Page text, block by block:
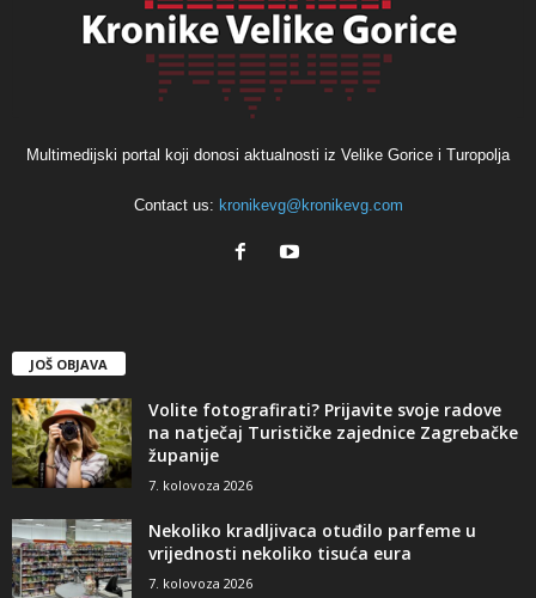
Multimedijski portal koji donosi aktualnosti iz Velike Gorice i Turopolja
Contact us: kronikevg@kronikevg.com
JOŠ OBJAVA
Volite fotografirati? Prijavite svoje radove
na natječaj Turističke zajednice Zagrebačke
županije
7. kolovoza 2026
Nekoliko kradljivaca otuđilo parfeme u
vrijednosti nekoliko tisuća eura
7. kolovoza 2026